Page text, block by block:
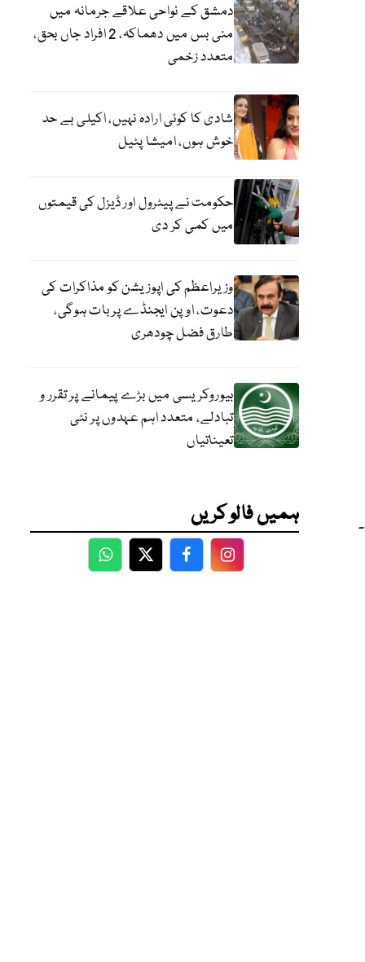
دمشق کے نواحی علاقے جرمانہ میں
منی بس میں دھماکہ، 2 افراد جاں بحق،
متعدد زخمی
شادی کا کوئی ارادہ نہیں، اکیلی بے حد
خوش ہوں، امیشا پٹیل
حکومت نے پیٹرول اور ڈیزل کی قیمتوں
میں کمی کر دی
وزیراعظم کی اپوزیشن کو مذاکرات کی
دعوت، اوپن ایجنڈے پر بات ہوگی،
طارق فضل چودھری
بیوروکریسی میں بڑے پیمانے پر تقرر و
تبادلے، متعدد اہم عہدوں پر نئی
تعیناتیاں
ہمیں فالو کریں
WhatsApp
TwitterFacebookFacebook